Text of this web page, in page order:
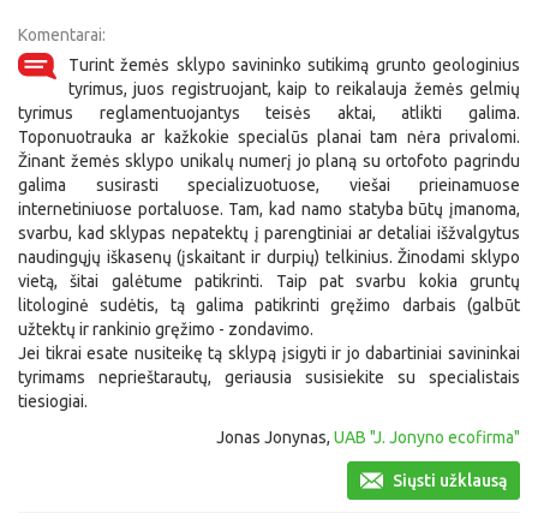
Komentarai:
Turint žemės sklypo savininko sutikimą grunto geologinius
tyrimus, juos registruojant, kaip to reikalauja žemės gelmių
tyrimus reglamentuojantys teisės aktai, atlikti galima.
Toponuotrauka ar kažkokie specialūs planai tam nėra privalomi.
Žinant žemės sklypo unikalų numerį jo planą su ortofoto pagrindu
galima susirasti specializuotuose, viešai prieinamuose
internetiniuose portaluose. Tam, kad namo statyba būtų įmanoma,
svarbu, kad sklypas nepatektų į parengtiniai ar detaliai išžvalgytus
naudingųjų iškasenų (įskaitant ir durpių) telkinius. Žinodami sklypo
vietą, šitai galėtume patikrinti. Taip pat svarbu kokia gruntų
litologinė sudėtis, tą galima patikrinti gręžimo darbais (galbūt
užtektų ir rankinio gręžimo - zondavimo.
Jei tikrai esate nusiteikę tą sklypą įsigyti ir jo dabartiniai savininkai
tyrimams neprieštarautų, geriausia susisiekite su specialistais
tiesiogiai.
Jonas Jonynas, UAB "J. Jonyno ecofirma"
Siųsti užklausą